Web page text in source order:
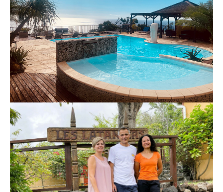
Piscine
Cliquer ici
L'équipe des Lataniers